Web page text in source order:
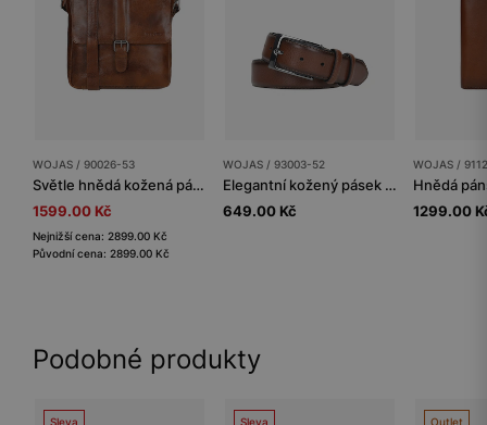
WOJAS / 90026-53
Světle hnědá kožená pánská taška přes rameno
1599.00 Kč
Nejnižší cena: 2899.00 Kč
Původní cena: 2899.00 Kč
WOJAS / 93003-52
Elegantní kožený pásek pánský z hnědé kůže
649.00 Kč
WOJAS /
1299.00
Podobné produkty
Sleva Sleva Outlet